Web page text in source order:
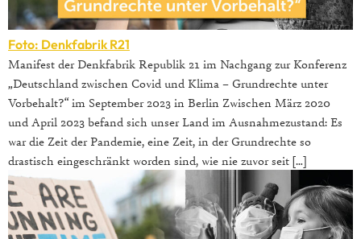
Foto: Denkfabrik R21
Manifest der Denkfabrik Republik 21 im Nachgang zur Konferenz
„Deutschland zwischen Covid und Klima – Grundrechte unter
Vorbehalt?“ im September 2023 in Berlin Zwischen März 2020
und April 2023 befand sich unser Land im Ausnahmezustand: Es
war die Zeit der Pandemie, eine Zeit, in der Grundrechte so
drastisch eingeschränkt worden sind, wie nie zuvor seit […]